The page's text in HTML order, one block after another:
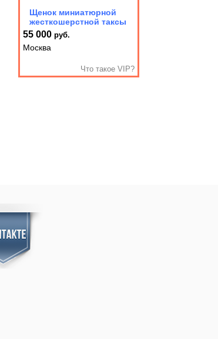
Щенок миниатюрной
жесткошерстной таксы
55 000 руб.
Москва
Что такое VIP?